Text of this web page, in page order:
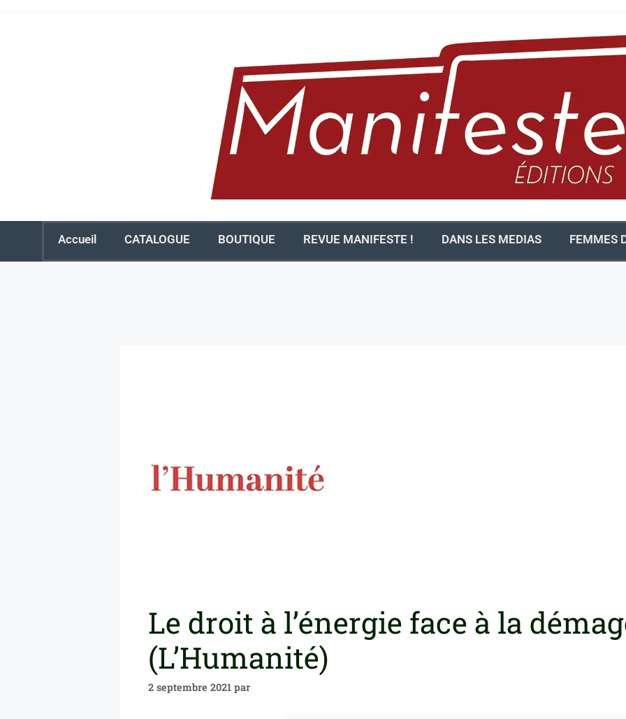
Accueil CATALOGUE BOUTIQUE REVUE MANIFESTE ! DANS LES MEDIAS FEMMES
Le droit à l’énergie face à la
(L’Humanité)
2 septembre 2021 par